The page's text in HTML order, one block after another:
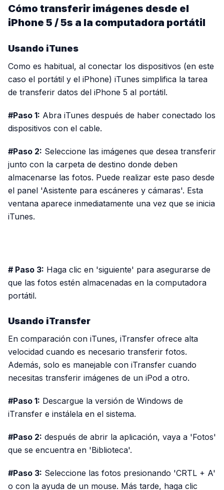
Cómo transferir imágenes desde el
iPhone 5 / 5s a la computadora portátil
Usando iTunes
Como es habitual, al conectar los dispositivos (en este
caso el portátil y el iPhone) iTunes simplifica la tarea
de transferir datos del iPhone 5 al portátil.
#Paso 1: Abra iTunes después de haber conectado los
dispositivos con el cable.
#Paso 2: Seleccione las imágenes que desea transferir
junto con la carpeta de destino donde deben
almacenarse las fotos. Puede realizar este paso desde
el panel 'Asistente para escáneres y cámaras'. Esta
ventana aparece inmediatamente una vez que se inicia
iTunes.
# Paso 3: Haga clic en 'siguiente' para asegurarse de
que las fotos estén almacenadas en la computadora
portátil.
Usando iTransfer
En comparación con iTunes, iTransfer ofrece alta
velocidad cuando es necesario transferir fotos.
Además, solo es manejable con iTransfer cuando
necesitas transferir imágenes de un iPod a otro.
#Paso 1: Descargue la versión de Windows de
iTransfer e instálela en el sistema.
#Paso 2: después de abrir la aplicación, vaya a 'Fotos'
que se encuentra en 'Biblioteca'.
#Paso 3: Seleccione las fotos presionando 'CRTL + A'
o con la ayuda de un mouse. Más tarde, haga clic